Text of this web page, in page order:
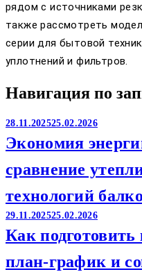
рядом с источниками
также рассмотреть
серии для бытовой
уплотнений и фильтров.
Навигация по
28.11.202525.02.2026
Экономия
сравнение
технологий
29.11.202525.02.2026
Как
план-график и